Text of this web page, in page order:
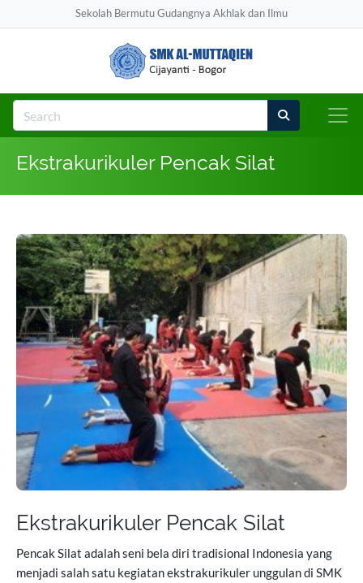
Sekolah Bermutu Gudangnya Akhlak dan Ilmu
Ekstrakurikuler Pencak Silat
Ekstrakurikuler Pencak Silat
Pencak Silat adalah seni bela diri tradisional Indonesia yang
menjadi salah satu kegiatan ekstrakurikuler unggulan di SMK